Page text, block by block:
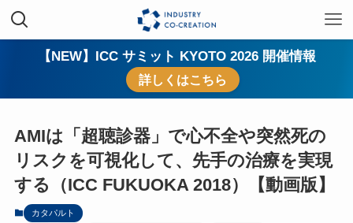
【NEW】ICC サミット KYOTO 2026 開催情報
詳しくはこちら
AMIは「超聴診器」で心不全や突然死の
リスクを可視化して、先手の治療を実現
する（ICC FUKUOKA 2018）【動画版】
カタパルト